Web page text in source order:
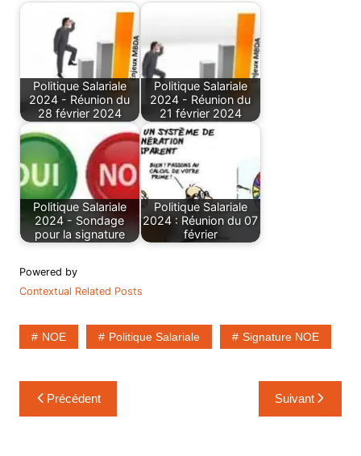
Politique Salariale
2024 - Réunion du
28 février 2024
Politique Salariale
2024 - Réunion du
21 février 2024
Politique Salariale
2024 - Sondage
pour la signature
Politique Salariale
2024 : Réunion du 07
février
Powered by
Contextual Related Posts
NOE Politique Salariale Signature NOE
Navigation
de
Précédent Suivant